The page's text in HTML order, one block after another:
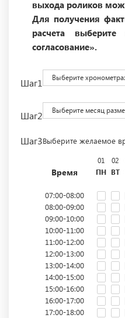
выхода роликов
Для получения
расчета
согласование».
Шаг1 Выберите
Шаг2 Выберите месяц
Шаг3Выберите желаемое
Время
01
ПН
02
ВТ
07:00-08:00
08:00-09:00
09:00-10:00
10:00-11:00
11:00-12:00
12:00-13:00
13:00-14:00
14:00-15:00
15:00-16:00
16:00-17:00
17:00-18:00